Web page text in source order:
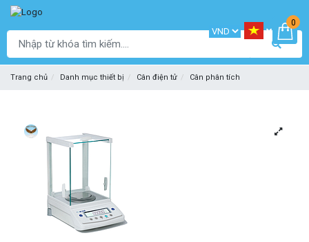
0
Trang chủ Danh mục thiết bị Cân điện tử Cân phân tích